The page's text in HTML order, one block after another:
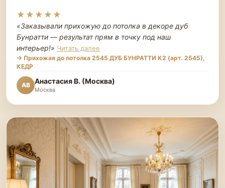
★★★★★
«Заказывали прихожую до потолка в декоре дуб
Бунратти — результат прям в точку под наш
интерьер!» Читать далее
→ Прихожая до потолка 2545 ДУБ БУНРАТТИ К2 (арт. 2545),
КЕДР
АВ Анастасия В. (Москва)
Москва